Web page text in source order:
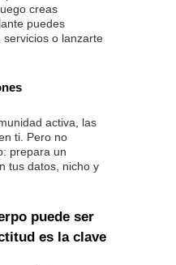
creas
puedes
o lanzarte
activa, las
ti. Pero no
prepara un
tus datos, nicho y
puede ser
es la clave